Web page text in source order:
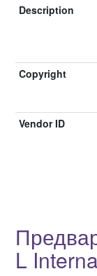
Description
Copyright
Vendor ID
L